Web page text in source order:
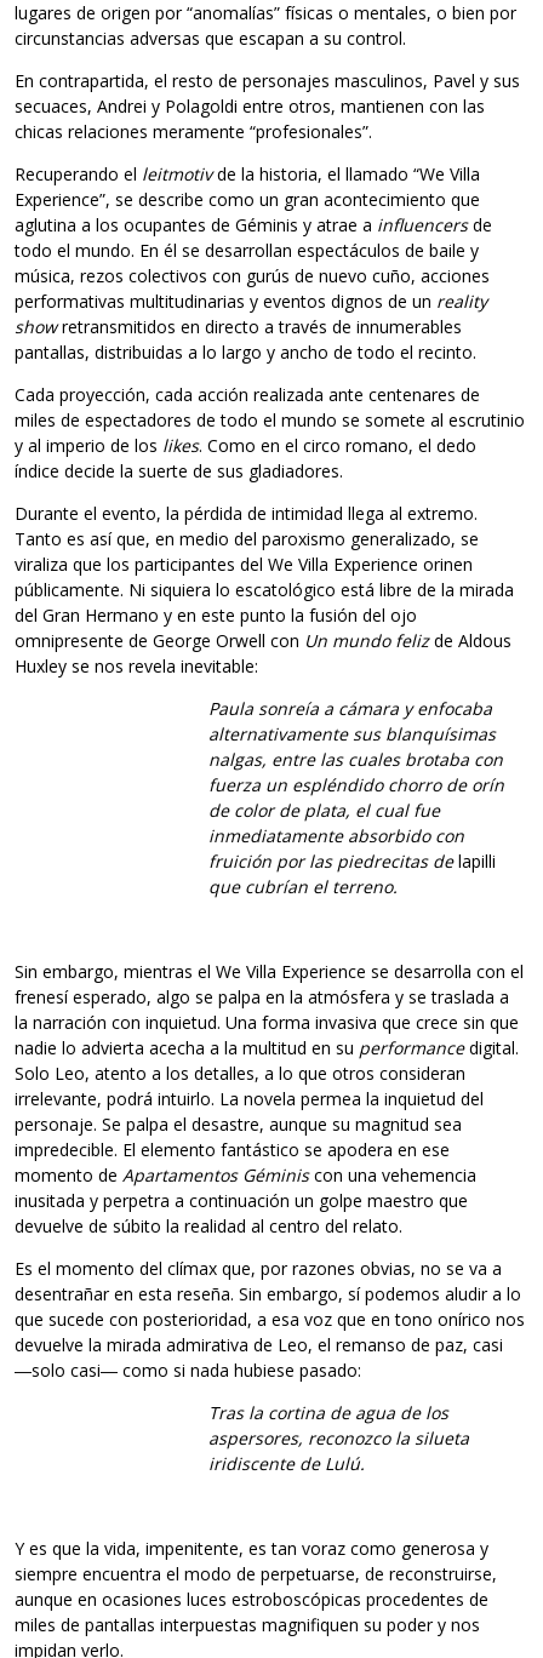
lugares de origen por “anomalías” físicas o mentales, o bien por
circunstancias adversas que escapan a su control.
En contrapartida, el resto de personajes masculinos, Pavel y sus
secuaces, Andrei y Polagoldi entre otros, mantienen con las
chicas relaciones meramente “profesionales”.
Recuperando el leitmotivde la historia, el llamado “We Villa
Experience”, se describe como un gran acontecimiento que
aglutina a los ocupantes de Géminis y atrae a influencersde
todo el mundo. En él se desarrollan espectáculos de baile y
música, rezos colectivos con gurús de nuevo cuño, acciones
performativas multitudinarias y eventos dignos de un reality
showretransmitidos en directo a través de innumerables
pantallas, distribuidas a lo largo y ancho de todo el recinto.
Cada proyección, cada acción realizada ante centenares de
miles de espectadores de todo el mundo se somete al escrutinio
y al imperio de los likes. Como en el circo romano, el dedo
índice decide la suerte de sus gladiadores.
Durante el evento, la pérdida de intimidad llega al extremo.
Tanto es así que, en medio del paroxismo generalizado, se
viraliza que los participantes del We Villa Experience orinen
públicamente. Ni siquiera lo escatológico está libre de la mirada
del Gran Hermano y en este punto la fusión del ojo
omnipresente de George Orwell con Un mundo felizde Aldous
Huxley se nos revela inevitable:
Paula sonreía a cámara y enfocaba
alternativamente sus blanquísimas
nalgas, entre las cuales brotaba con
fuerza un espléndido chorro de orín
de color de plata, el cual fue
inmediatamente absorbido con
fruición por las piedrecitas delapilli
que cubrían el terreno.
Sin embargo, mientras el We Villa Experience se desarrolla con el
frenesí esperado, algo se palpa en la atmósfera y se traslada a
la narración con inquietud. Una forma invasiva que crece sin que
nadie lo advierta acecha a la multitud en su performancedigital.
Solo Leo, atento a los detalles, a lo que otros consideran
irrelevante, podrá intuirlo. La novela permea la inquietud del
personaje. Se palpa el desastre, aunque su magnitud sea
impredecible. El elemento fantástico se apodera en ese
momento de Apartamentos Géminiscon una vehemencia
inusitada y perpetra a continuación un golpe maestro que
devuelve de súbito la realidad al centro del relato.
Es el momento del clímax que, por razones obvias, no se va a
desentrañar en esta reseña. Sin embargo, sí podemos aludir a lo
que sucede con posterioridad, a esa voz que en tono onírico nos
devuelve la mirada admirativa de Leo, el remanso de paz, casi
―solo casi― como si nada hubiese pasado:
Tras la cortina de agua de los
aspersores, reconozco la silueta
iridiscente de Lulú.
Y es que la vida, impenitente, es tan voraz como generosa y
siempre encuentra el modo de perpetuarse, de reconstruirse,
aunque en ocasiones luces estroboscópicas procedentes de
miles de pantallas interpuestas magnifiquen su poder y nos
impidan verlo.